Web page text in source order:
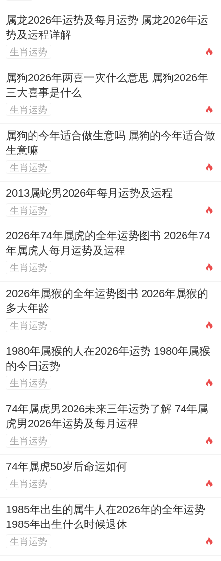
属龙2026年运势及每月运势 属龙2026年运
势及运程详解
生肖运势
属狗2026年两喜一灾什么意思 属狗2026年
三大喜事是什么
生肖运势
属狗的今年适合做生意吗 属狗的今年适合做
生意嘛
生肖运势
2013属蛇男2026年每月运势及运程
生肖运势
2026年74年属虎的全年运势图书 2026年74
年属虎人每月运势及运程
生肖运势
2026年属猴的全年运势图书 2026年属猴的
多大年龄
生肖运势
1980年属猴的人在2026年运势 1980年属猴
的今日运势
生肖运势
74年属虎男2026未来三年运势了解 74年属
虎男2026年运势及每月运程
生肖运势
74年属虎50岁后命运如何
生肖运势
1985年出生的属牛人在2026年的全年运势
1985年出生什么时候退休
生肖运势